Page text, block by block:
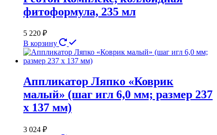
фитоформула, 235 мл
5 220 ₽
В корзину
Аппликатор Ляпко «Коврик
малый» (шаг игл 6,0 мм; размер 237
х 137 мм)
3 024 ₽